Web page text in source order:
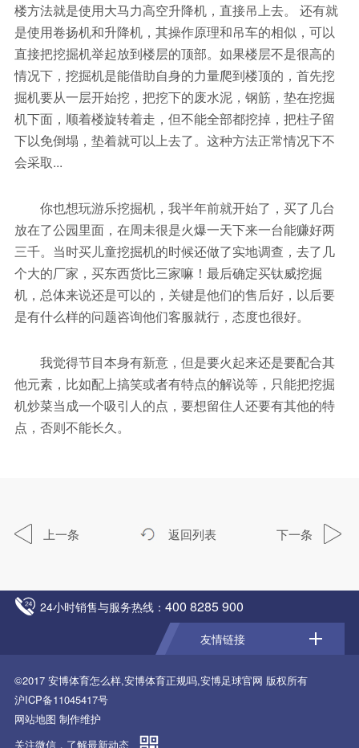
楼方法就是使用大马力高空升降机，直接吊上去。 还有就
是使用卷扬机和升降机，其操作原理和吊车的相似，可以
直接把挖掘机举起放到楼层的顶部。如果楼层不是很高的
情况下，挖掘机是能借助自身的力量爬到楼顶的，首先挖
掘机要从一层开始挖，把挖下的废水泥，钢筋，垫在挖掘
机下面，顺着楼旋转着走，但不能全部都挖掉，把柱子留
下以免倒塌，垫着就可以上去了。这种方法正常情况下不
会采取...
你也想玩游乐挖掘机，我半年前就开始了，买了几台
放在了公园里面，在周未很是火爆一天下来一台能赚好两
三千。当时买儿童挖掘机的时候还做了实地调查，去了几
个大的厂家，买东西货比三家嘛！最后确定买钛威挖掘
机，总体来说还是可以的，关键是他们的售后好，以后要
是有什么样的问题咨询他们客服就行，态度也很好。
我觉得节目本身有新意，但是要火起来还是要配合其
他元素，比如配上搞笑或者有特点的解说等，只能把挖掘
机炒菜当成一个吸引人的点，要想留住人还要有其他的特
点，否则不能长久。
上一条 返回列表 下一条
24小时销售与服务热线： 400 8285 900
友情链接
©2017 安博体育怎么样,安博体育正规吗,安博足球官网 版权所有
沪ICP备11045417号
网站地图 制作维护
关注微信，了解最新动态